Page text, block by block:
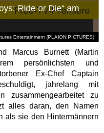
Entertainment (PLAION PICTURES)
Ride or Die“ am
Marcus Burnett (Martin
persönlichsten und
Ex-Chef Captain
jahrelang mit
zusammengearbeitet zu
alles daran, den Namen
als sie den Hintermännern